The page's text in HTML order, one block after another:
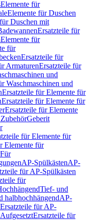
Elemente für
Elemente für Duschen
Duschen mit
Ersatzteile für
Elemente für
für
Ersatzteile für
ArmaturenErsatzteile für
und
Waschmaschinen und
Ersatzteile für Elemente für
Ersatzteile für Elemente für
Ersatzteile für Elemente
Geberit
für Elemente für
Elemente für
Für
AP-SpülkästenAP-
für AP-Spülkästen
für
Tief- und
halbhochhängendAP-
Ersatzteile für AP-
AufgesetztErsatzteile für